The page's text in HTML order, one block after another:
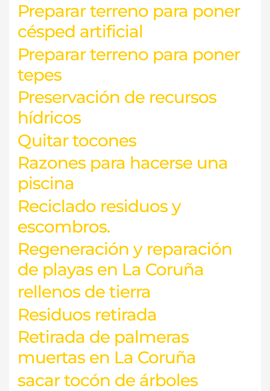
Preparar terreno para poner
césped artificial
Preparar terreno para poner
tepes
Preservación de recursos
hídricos
Quitar tocones
Razones para hacerse una
piscina
Reciclado residuos y
escombros.
Regeneración y reparación
de playas en La Coruña
rellenos de tierra
Residuos retirada
Retirada de palmeras
muertas en La Coruña
sacar tocón de árboles